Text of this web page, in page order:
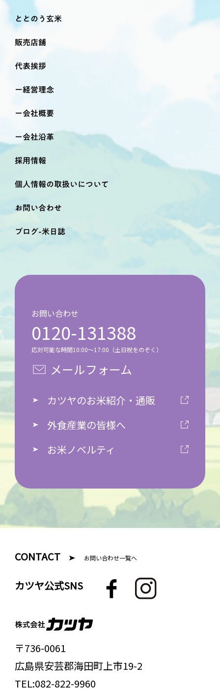
ととのう玄米
販売店舗
代表挨拶
経営理念
会社概要
会社沿革
採用情報
個人情報の取扱いについて
お問い合わせ
ブログ-米日誌
お問い合わせ
0120-131388
応対可能な時間10:00～17:00（土日祝をのぞく）
メールフォーム
カツヤのお米紹介・通販
外食産業の皆様へ
お米ノベルティ
CONTACT お問い合わせ一覧へ
カツヤ公式SNS
o
I
n
r
〒736-0061
広島県安芸郡海田町上市19-2
TEL:082-822-9960